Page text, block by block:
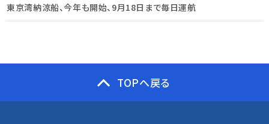
東京湾納涼船、今年も開始、9月18日まで毎日運航
TOPへ戻る